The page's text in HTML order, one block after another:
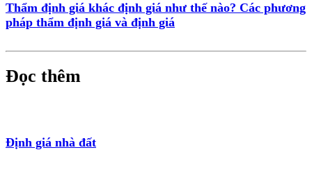
Thẩm định giá khác định giá như thế nào? Các phương
pháp thẩm định giá và định giá
Đọc thêm
Định giá nhà đất